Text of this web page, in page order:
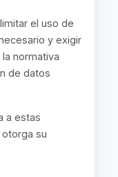
el uso de
y exigir
normativa
de datos
a estas
su